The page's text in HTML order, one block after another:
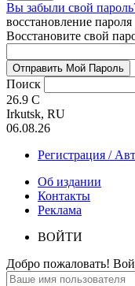
Вы забыли свой
восстановление пароля
Восстановите свой
Поиск
26.9 C
Irkutsk, RU
06.08.26
Регистрация /
Об издании
Контакты
Реклама
ВОЙТИ
Добро пожаловать!